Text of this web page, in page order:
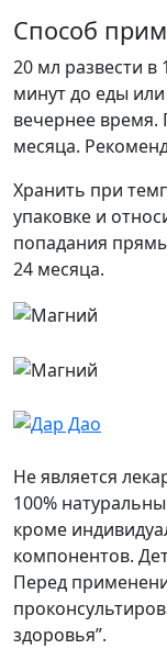
Способ
20 мл развести
минут до еды
вечернее
месяца.
Хранить при
упаковке и
попадания
24 месяца.
Не является
100%
кроме
компонентов.
Перед
здоровья”.